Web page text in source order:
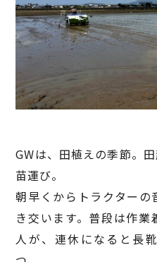
GWは、田植えの季節。
苗運び。
朝早くからトラクター
き交います。普段は作
人が、連休になると長